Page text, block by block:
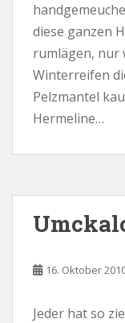
diese ganzen
rumlägen, nur
Winterreifen
Pelzmantel
Hermeline…
16. Oktober
Jeder hat so